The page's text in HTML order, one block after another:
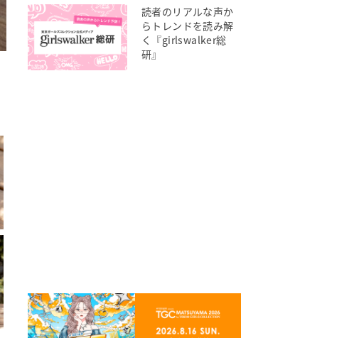
読者のリアルな声か
らトレンドを読み解
く『girlswalker総
研』